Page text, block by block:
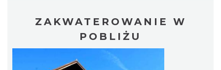
ZAKWATEROWANIE W
POBLIŻU